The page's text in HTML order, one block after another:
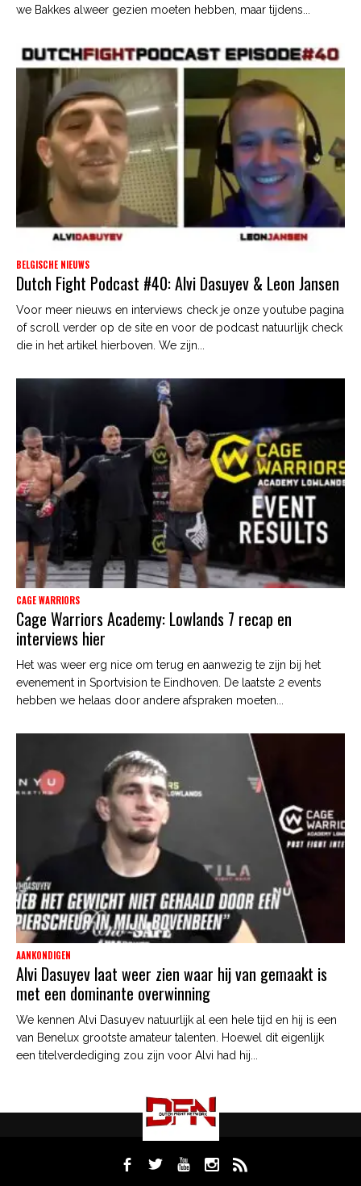
we Bakkes alweer gezien moeten hebben, maar tijdens...
BELGISCHE NIEUWS
Dutch Fight Podcast #40: Alvi Dasuyev & Leon Jansen
Voor meer nieuws en interviews check je onze youtube pagina
of scroll verder op de site en voor de podcast natuurlijk check
die in het artikel hierboven. We zijn...
CAGE WARRIORS
Cage Warriors Academy: Lowlands 7 recap en
interviews hier
Het was weer erg nice om terug en aanwezig te zijn bij het
evenement in Sportvision te Eindhoven. De laatste 2 events
hebben we helaas door andere afspraken moeten...
AANKONDIGEN
Alvi Dasuyev laat weer zien waar hij van gemaakt is
met een dominante overwinning
We kennen Alvi Dasuyev natuurlijk al een hele tijd en hij is een
van Benelux grootste amateur talenten. Hoewel dit eigenlijk
een titelverdediging zou zijn voor Alvi had hij...